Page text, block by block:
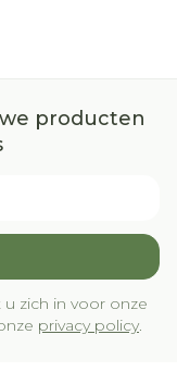
producten
zich in voor onze
privacy policy.